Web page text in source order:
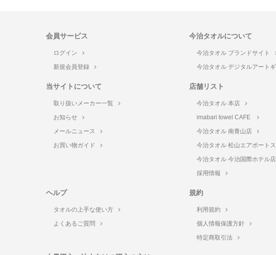
会員サービス
ログイン
新規会員登録
今治タオルについて
今治タオル ブランドサイト
今治タオル デジタルアート
当サイトについて
取り扱いメーカー一覧
お知らせ
メールニュース
お買い物ガイド
店舗リスト
今治タオル 本店
imabari towel CAFE
今治タオル 南青山店
今治タオル 松山エアポート
今治タオル 今治国際ホテル店
採用情報
ヘルプ
タオルの上手な使い方
よくあるご質問
規約
利用規約
個人情報保護方針
特定商取引法